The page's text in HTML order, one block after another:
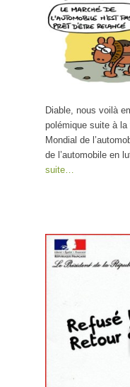
Diable, nous voilà
polémique suite à
Mondial de
de l’automobile en
suite…